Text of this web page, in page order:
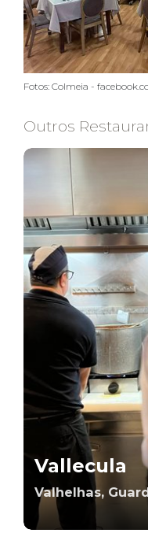
Fotos: Colmeia -
Outros
Vallecula
Valhelhas,